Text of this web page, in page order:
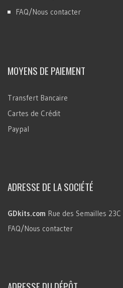
FAQ/Nous contacter
MOYENS DE PAIEMENT
Transfert Bancaire
Cartes de Crédit
Paypal
ADRESSE DE LA SOCIÉTÉ
GDkits.com Rue des Semailles 23C
FAQ/Nous contacter